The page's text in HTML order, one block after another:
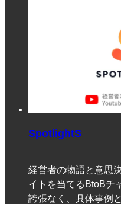
SpotlightS
経営者の物語と意思
イトを当てるBtoBチ
誇張なく、具体事例